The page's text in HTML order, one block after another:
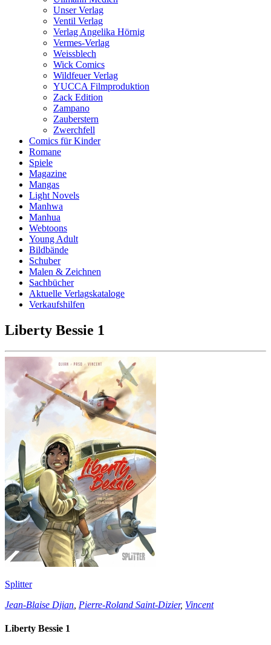
Unser Verlag
Ventil Verlag
Verlag Angelika Hörnig
Vermes-Verlag
Weissblech
Wick Comics
Wildfeuer Verlag
YUCCA Filmproduktion
Zack Edition
Zampano
Zauberstern
Zwerchfell
Comics für Kinder
Romane
Spiele
Magazine
Mangas
Light Novels
Manhwa
Manhua
Webtoons
Young Adult
Bildbände
Schuber
Malen & Zeichnen
Sachbücher
Aktuelle Verlagskataloge
Verkaufshilfen
Liberty Bessie 1
Splitter
Jean-Blaise Djian Pierre-Roland Saint-Dizier, Vincent
Liberty Bessie 1